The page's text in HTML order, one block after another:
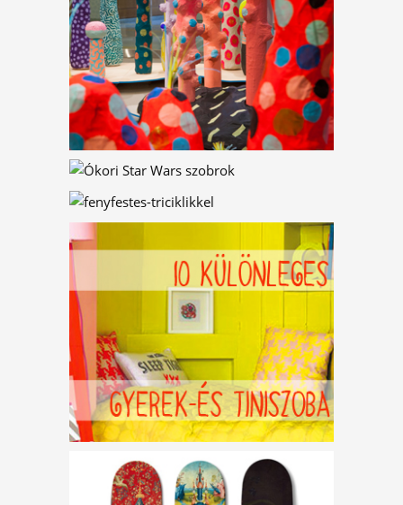
VIRÁGOS
BETŰNYOMDA
KAKTUSZLIFT,
VIRÁGHINTÁK ÉS
EGYÉB FURCSASÁGOK
PAPÍRMASÉ-SZIGETEK